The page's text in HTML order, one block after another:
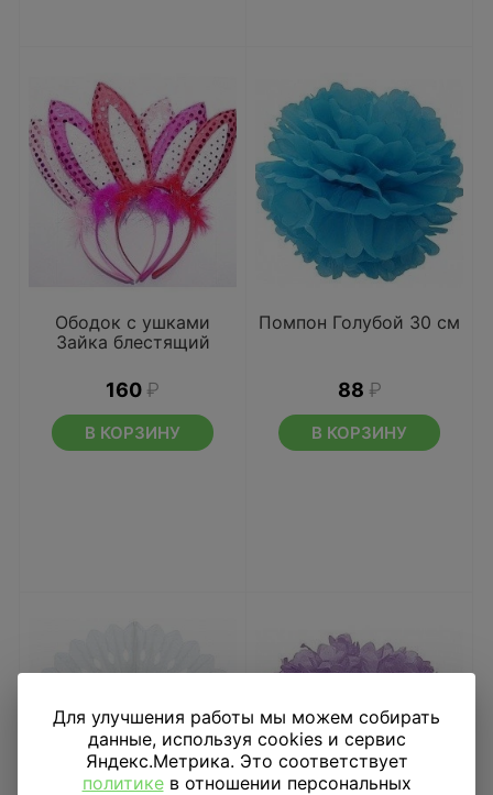
Ободок с ушками
Зайка блестящий
160 ₽
В КОРЗИНУ
Помпон Голубой 30 см
88 ₽
В КОРЗИНУ
Для улучшения работы мы можем собирать
данные, используя cookies и сервис
Яндекс.Метрика. Это соответствует
политикев отношении персональных